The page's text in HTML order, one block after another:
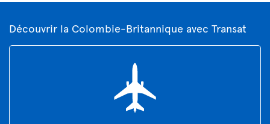
Découvrir la Colombie-Britannique avec Transat